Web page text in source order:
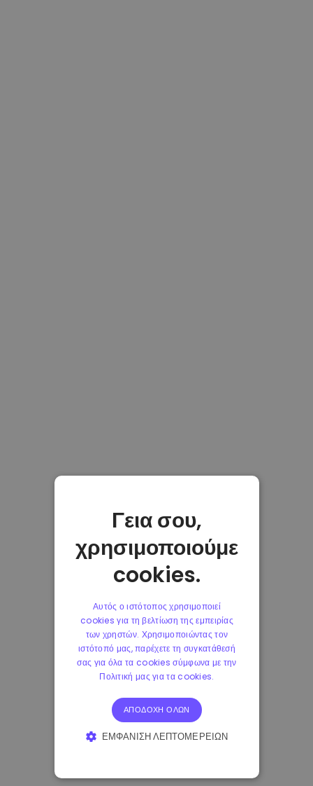
Γεια σου,
χρησιμοποιούμε
cookies.
Αυτός ο ιστότοπος χρησιμοποιεί
cookies για τη βελτίωση της εμπειρίας
των χρηστών. Χρησιμοποιώντας τον
ιστότοπό μας, παρέχετε τη συγκατάθεσή
σας για όλα τα cookies σύμφωνα με την
Πολιτική μας για τα cookies.
ΑΠΟΔΟΧΉ ΌΛΩΝ
ΕΜΦΆΝΙΣΗ ΛΕΠΤΟΜΕΡΕΙΏΝ